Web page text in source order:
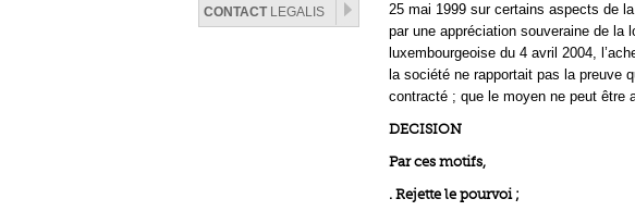
CONTACTLEGALIS
25 mai 1999 sur certains aspects de
par une appréciation souveraine de la
luxembourgeoise du 4 avril 2004,
la société ne rapportait pas la preuve
contracté ; que le moyen ne peut être
DECISION
Par ces motifs,
. Rejette le pourvoi ;